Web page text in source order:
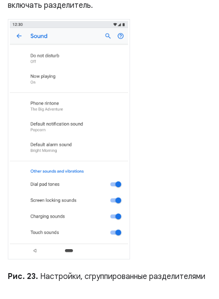
включать разделитель.
Рис. 23. Настройки, сгруппированные разделителями